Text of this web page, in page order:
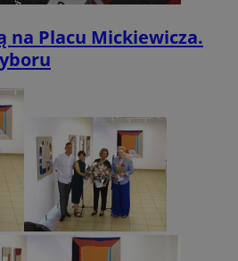
na Placu Mickiewicza.